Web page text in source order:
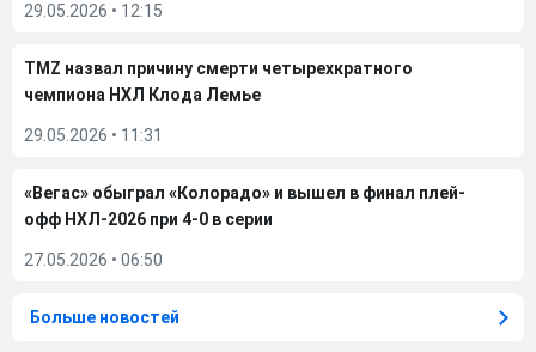
29.05.2026 • 12:15
TMZ назвал причину смерти четырехкратного
чемпиона НХЛ Клода Лемье
29.05.2026 • 11:31
«Вегас» обыграл «Колорадо» и вышел в финал плей-
офф НХЛ-2026 при 4-0 в серии
27.05.2026 • 06:50
Больше новостей